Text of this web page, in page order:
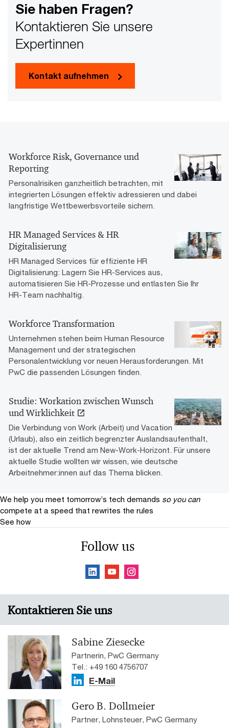
Sie haben Fragen?
Kontaktieren Sie unsere
Expertinnen
Kontakt aufnehmen
Workforce Risk, Governance und
Reporting
Personalrisiken ganzheitlich betrachten, mit
integrierten Lösungen effektiv adressieren und dabei
langfristige Wettbewerbsvorteile sichern.
HR Managed Services & HR
Digitalisierung
HR Managed Services für effiziente HR
Digitalisierung: Lagern Sie HR-Services aus,
automatisieren Sie HR-Prozesse und entlasten Sie Ihr
HR-Team nachhaltig.
Workforce Transformation
Unternehmen stehen beim Human Resource
Management und der strategischen
Personalentwicklung vor neuen Herausforderungen. Mit
PwC die passenden Lösungen finden.
Studie: Workation zwischen Wunsch
und Wirklichkeit
Die Verbindung von Work (Arbeit) und Vacation
(Urlaub), also ein zeitlich begrenzter Auslandsaufenthalt,
ist der aktuelle Trend am New-Work-Horizont. Für unsere
aktuelle Studie wollten wir wissen, wie deutsche
Arbeitnehmer:innen auf das Thema blicken.
We help you meet tomorrow’s tech demands so you can
compete at a speed that rewrites the rules
See how
Follow us
Kontaktieren Sie uns
Sabine Ziesecke
Partnerin, PwC Germany
Tel.: +49 160 4756707
E-Mail
Gero B. Dollmeier
Partner, Lohnsteuer, PwC Germany